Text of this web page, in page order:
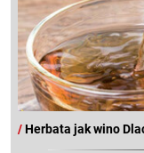
/Herbata jak wino